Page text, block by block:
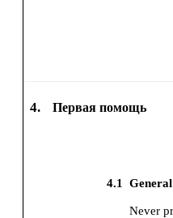
4. Первая помощь
4.1
Never